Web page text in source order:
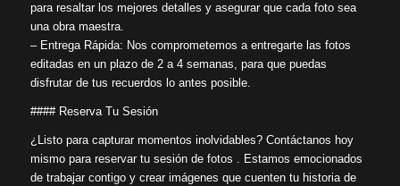
para resaltar los mejores detalles y asegurar que cada foto sea
una obra maestra.
– Entrega Rápida: Nos comprometemos a entregarte las fotos
editadas en un plazo de 2 a 4 semanas, para que puedas
disfrutar de tus recuerdos lo antes posible.
#### Reserva Tu Sesión
¿Listo para capturar momentos inolvidables? Contáctanos hoy
mismo para reservar tu sesión de fotos . Estamos emocionados
de trabajar contigo y crear imágenes que cuenten tu historia de